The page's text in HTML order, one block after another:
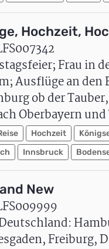
Hochzeit,
Frau in
Ausflüge an den
ob der
Oberbayern
Hochzeit
Innsbruck
New
Freiburg,